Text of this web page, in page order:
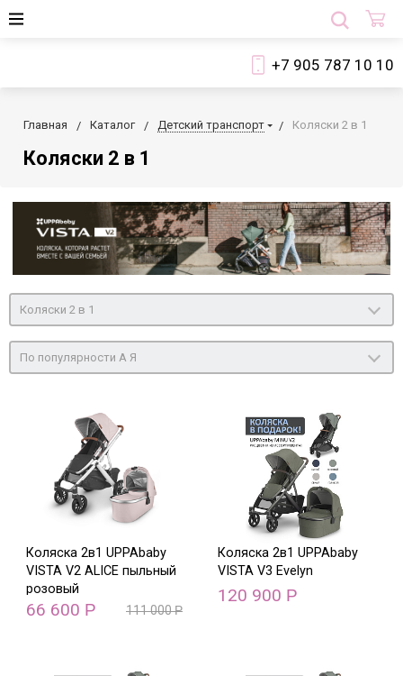
+7 905 787 10 10
Главная Каталог Детский транспорт Коляски 2 в 1
Коляски 2 в 1
Коляски 2 в 1
По популярности А Я
Коляска 2в1 UPPAbaby
VISTA V2 ALICE пыльный
розовый
66 600 Р 111 000Р
Коляска 2в1 UPPAbaby
VISTA V3 Evelyn
120 900 Р